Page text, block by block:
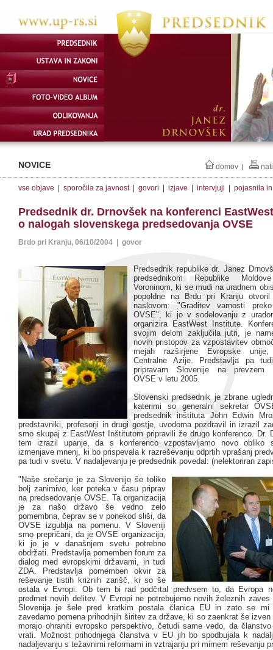
NOVICE domov |
vse objave sporočila za javnost| govori izjave intervjuji pojasnila
Predsednik dr. Drnovšek na konferenci
o nalogah slovenskega predsedovanja OVSE
Brdo pri Kranju, 06/10/2004 | govor
Predsednik republike dr. Janez
predsednikom Republike
Voroninom, ki se mudi na uradnem
popoldne na Brdu pri Kranju
naslovom: "Graditev varnosti
OVSE", ki jo v sodelovanju z
organizira EastWest Institute.
svojim delom zaključila jutri, je
novih pristopov za vzpostavitev
mejah razširjene Evropske
Centralne Azije. Predstavlja pa
pripravam Slovenije na prevzem
OVSE v letu 2005.
Slovenski predsednik je zbrane
katerimi so generalni sekretar
predsednik inštituta John Edwin
predstavniki, profesorji in drugi gostje, uvodoma pozdravil in izrazil
smo skupaj z EastWest Inštitutom pripravili že drugo konferenco. Dr.
tem izrazil upanje, da s konferenco vzpostavljamo novo obliko
izmenjave mnenj, ki bo prispevala k razreševanju odprtih vprašanj
pa tudi v svetu. V nadaljevanju je predsednik povedal: (nelektoriran
"Naše srečanje je za Slovenijo še toliko
bolj zanimivo, ker poteka v času priprav
na predsedovanje OVSE. Ta organizacija
je za našo državo še vedno zelo
pomembna, čeprav se v ponekod sliši, da
OVSE izgublja na pomenu. V Sloveniji
smo prepričani, da je OVSE organizacija,
ki jo je v današnjem svetu potrebno
obdržati. Predstavlja pomemben forum za
dialog med evropskimi državami, in tudi
ZDA. Predstavlja pomemben okvir za
reševanje tistih kriznih zarišč, ki so še
ostala v Evropi. Ob tem bi rad podčrtal predvsem to, da Evropa
predmet novih delitev. V Evropi ne potrebujemo novih železnih
Slovenija je šele pred kratkim postala članica EU in zato se
zavedamo pomena prihodnjih širitev za države, ki so zaenkrat še
morajo ohraniti evropsko perspektivo, četudi same vedo, da
vrati. Možnost prihodnjega članstva v EU jih bo spodbujala k
nadaljevanju s težavnimi reformami in vztrajanju pri mirnem reševanju